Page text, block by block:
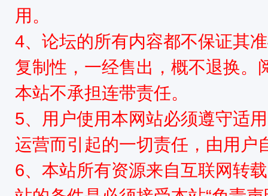
用。
4、论坛的所有内容都不保证其
复制性，一经售出，概不退换。
本站不承担连带责任。
5、用户使用本网站必须遵守适
运营而引起的一切责任，由用户
6、本站所有资源来自互联网转